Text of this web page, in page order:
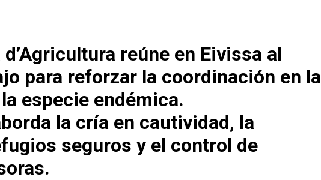
reúne en Eivissa al
para reforzar la coordinación en la
especie endémica.
la cría en cautividad, la
seguros y el control de